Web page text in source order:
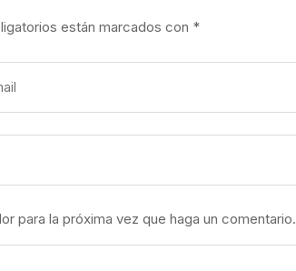
están marcados con *
para la próxima vez que haga un comentario.